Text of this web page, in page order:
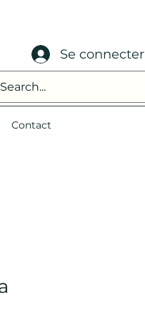
Se connecter
Contact